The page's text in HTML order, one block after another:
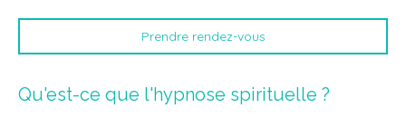
Prendre rendez-vous
Qu'est-ce que l'hypnose spirituelle ?